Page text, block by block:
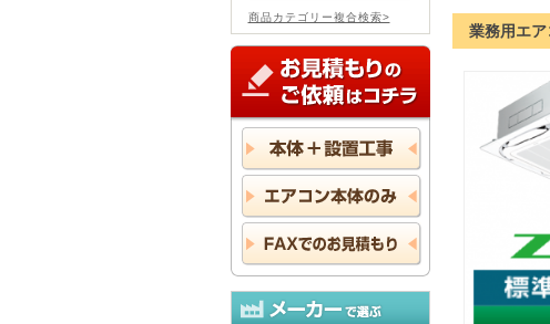
業務用エ
商品カテゴリー複合検索>